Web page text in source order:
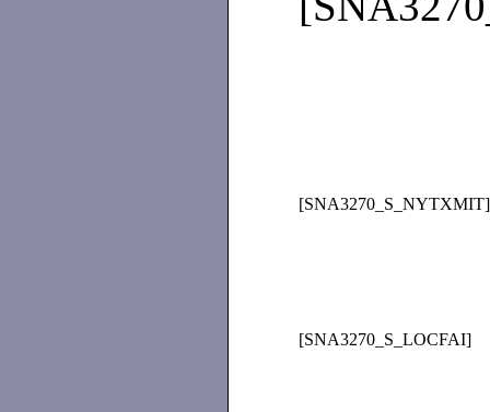
[SNA3270_S_NYTXMIT]
[SNA3270_S_LOCFAI]